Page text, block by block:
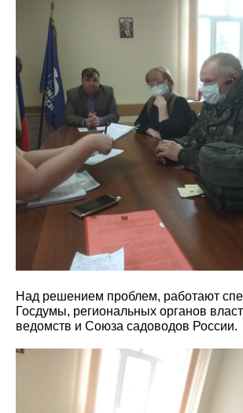
Над решением проблем, работают
Госдумы, региональных органов
ведомств и Союза садоводов России.